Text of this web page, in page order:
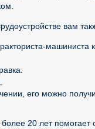
вам
машиниста
его можно
20 лет помогает